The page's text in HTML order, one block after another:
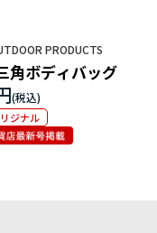
PRODUCTS
角ボディバッグ
ジナル